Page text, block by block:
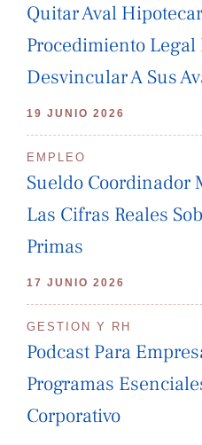
Quitar Aval
Procedimiento Legal
Desvincular A Sus
19 JUNIO 2026
EMPLEO
Sueldo Coordinador
Las Cifras Reales
Primas
17 JUNIO 2026
GESTION Y RH
Podcast Para
Programas
Corporativo